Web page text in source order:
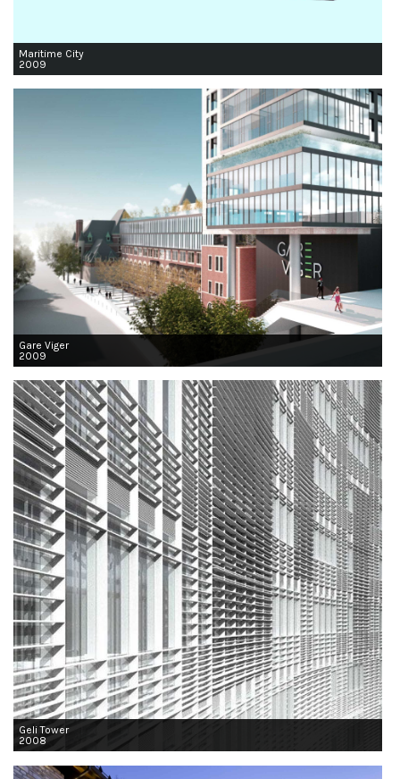
Maritime City
2009
Gare Viger
2009
Geli Tower
2008